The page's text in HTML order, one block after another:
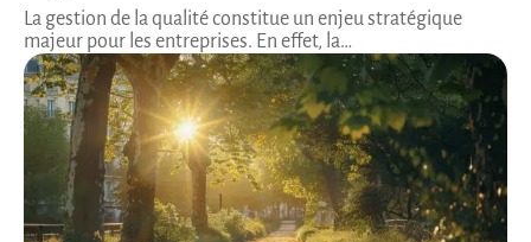
La gestion de la qualité constitue un enjeu stratégique
majeur pour les entreprises. En effet, la…